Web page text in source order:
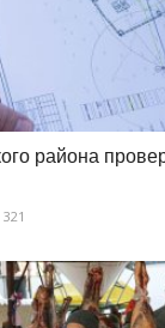
района
321